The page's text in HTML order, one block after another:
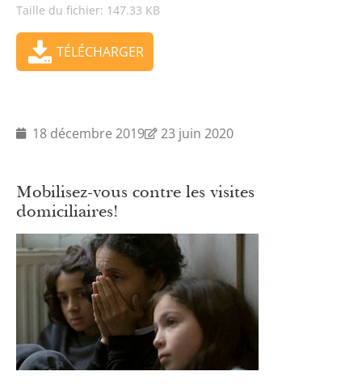
Taille du fichier: 147.33 KB
TÉLÉCHARGER
18 décembre 2019 23 juin 2020
Mobilisez-vous contre les visites
domiciliaires!